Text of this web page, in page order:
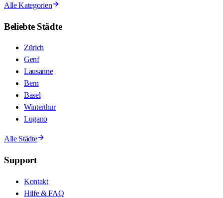
Alle Kategorien
Beliebte Städte
Zürich
Genf
Lausanne
Bern
Basel
Winterthur
Lugano
Alle Städte
Support
Kontakt
Hilfe & FAQ